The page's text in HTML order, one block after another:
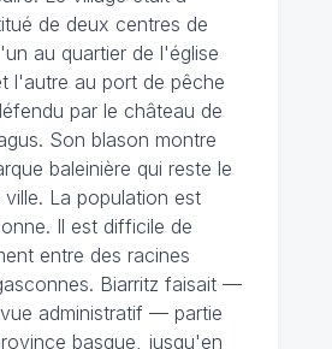
de deux centres de
au quartier de l'église
l'autre au port de pêche
par le château de
Son blason montre
baleinière qui reste le
La population est
Il est difficile de
entre des racines
Biarritz faisait —
administratif — partie
basque, jusqu'en